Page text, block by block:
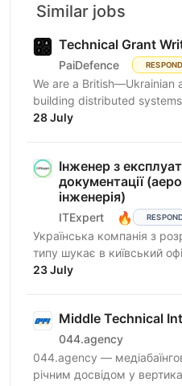
Similar jobs
Technical Grant
PaiDefence
We are a British—Ukrainian
building distributed
products are mission-
28 July
Інженер з
документації
інженерія)
ITExpert 🔥
Українська компанія з
типу шукає в київський
інженерії на позицію
23 July
Middle Technical
044.agency
044.agency —
річним досвідом у